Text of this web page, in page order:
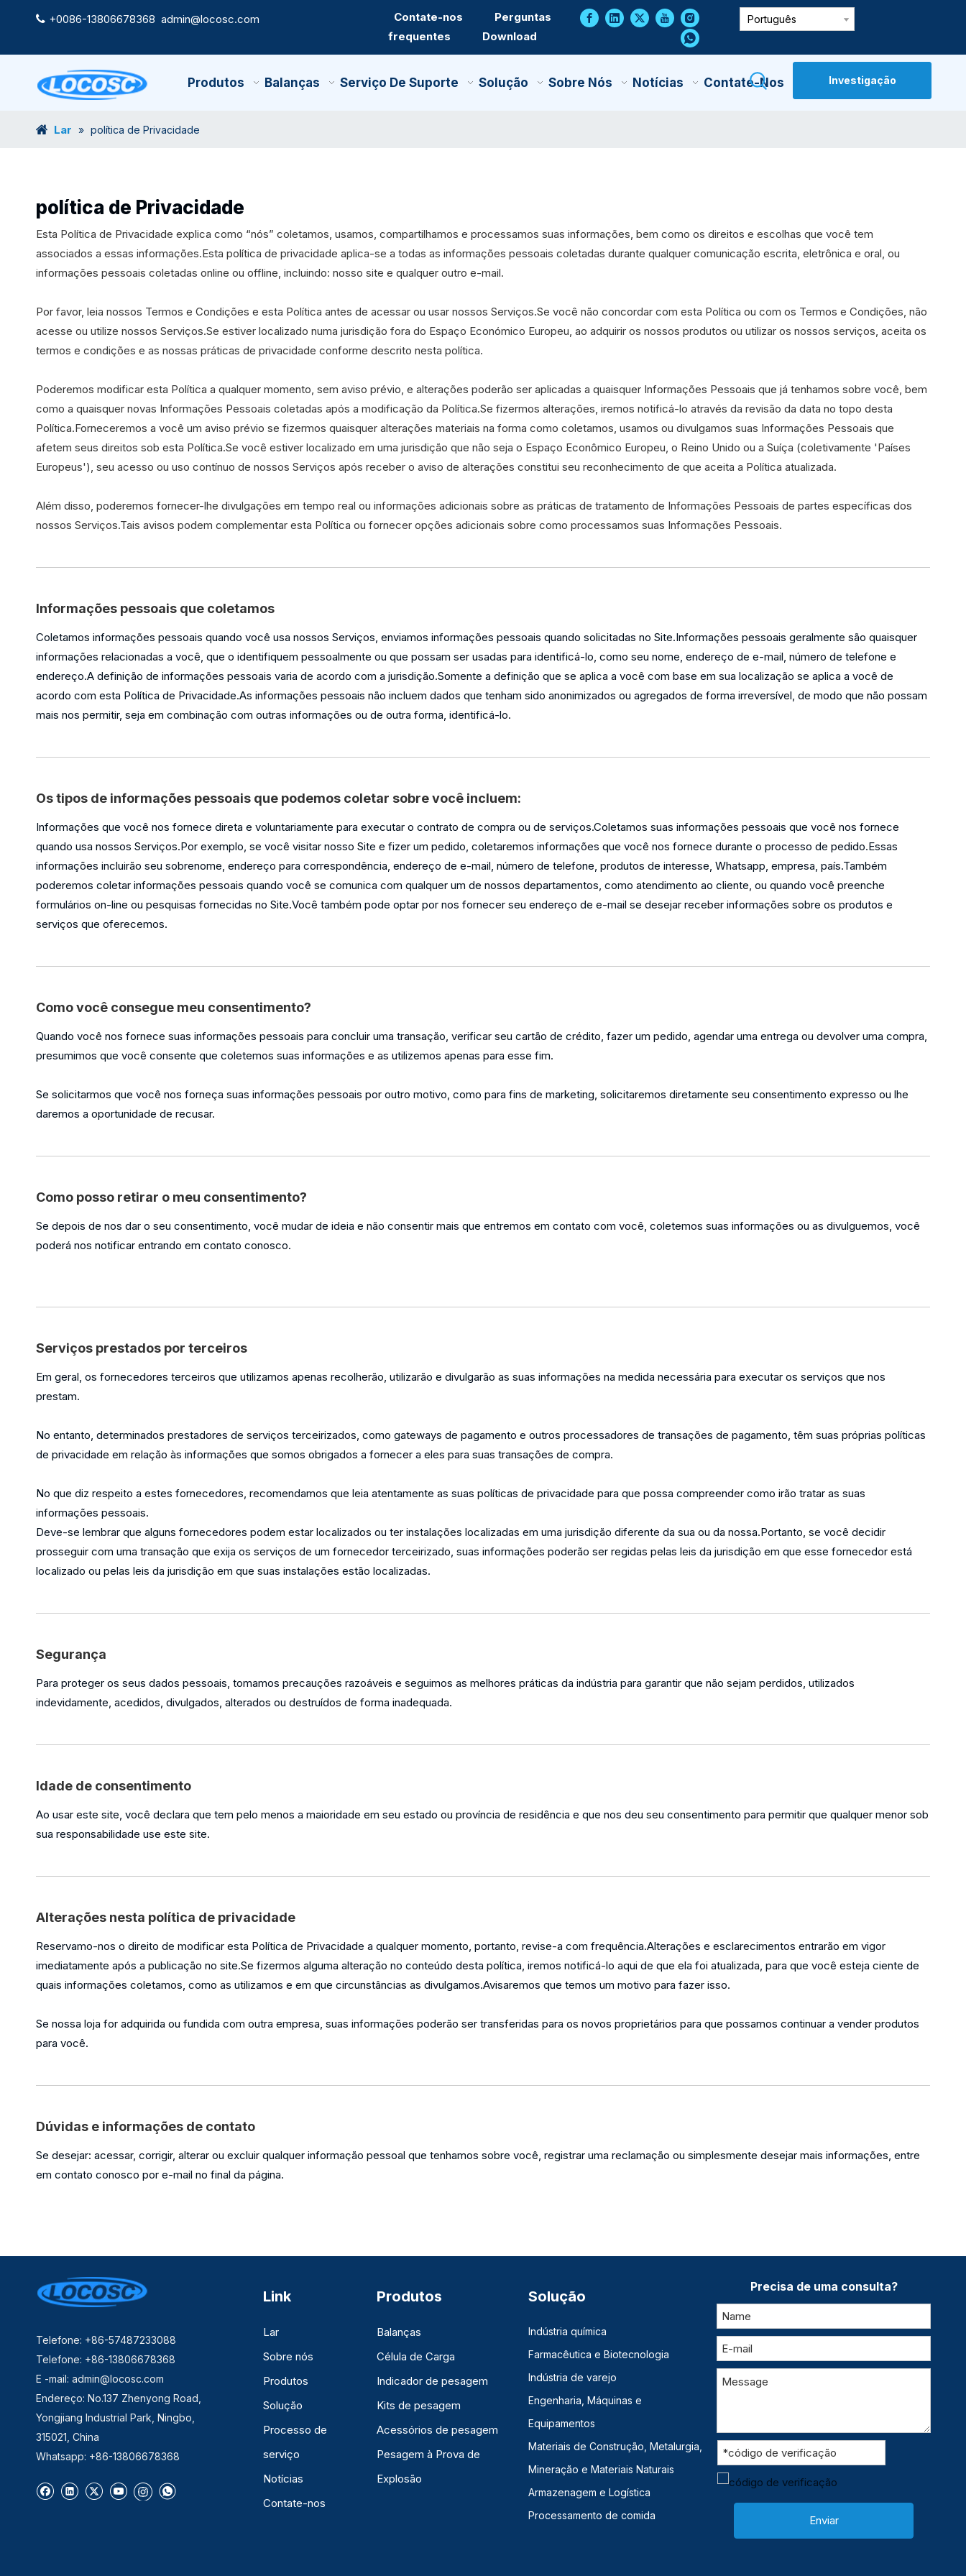
 +0086-13806678368 admin@locosc.com Contate-nos
Perguntas
frequentes
Download
Português
Produtos Balanças Serviço De Suporte Solução Sobre Nós Notícias Contate-Nos Investigação
Lar » política de Privacidade
política de Privacidade
Esta Política de Privacidade explica como “nós” coletamos, usamos, compartilhamos e processamos suas informações, bem como os direitos e escolhas que você tem
associados a essas informações.Esta política de privacidade aplica-se a todas as informações pessoais coletadas durante qualquer comunicação escrita, eletrônica e oral, ou
informações pessoais coletadas online ou offline, incluindo: nosso site e qualquer outro e-mail.
Por favor, leia nossos Termos e Condições e esta Política antes de acessar ou usar nossos Serviços.Se você não concordar com esta Política ou com os Termos e Condições, não
acesse ou utilize nossos Serviços.Se estiver localizado numa jurisdição fora do Espaço Económico Europeu, ao adquirir os nossos produtos ou utilizar os nossos serviços, aceita os
termos e condições e as nossas práticas de privacidade conforme descrito nesta política.
Poderemos modificar esta Política a qualquer momento, sem aviso prévio, e alterações poderão ser aplicadas a quaisquer Informações Pessoais que já tenhamos sobre você, bem
como a quaisquer novas Informações Pessoais coletadas após a modificação da Política.Se fizermos alterações, iremos notificá-lo através da revisão da data no topo desta
Política.Forneceremos a você um aviso prévio se fizermos quaisquer alterações materiais na forma como coletamos, usamos ou divulgamos suas Informações Pessoais que
afetem seus direitos sob esta Política.Se você estiver localizado em uma jurisdição que não seja o Espaço Econômico Europeu, o Reino Unido ou a Suíça (coletivamente 'Países
Europeus'), seu acesso ou uso contínuo de nossos Serviços após receber o aviso de alterações constitui seu reconhecimento de que aceita a Política atualizada.
Além disso, poderemos fornecer-lhe divulgações em tempo real ou informações adicionais sobre as práticas de tratamento de Informações Pessoais de partes específicas dos
nossos Serviços.Tais avisos podem complementar esta Política ou fornecer opções adicionais sobre como processamos suas Informações Pessoais.
Informações pessoais que coletamos
Coletamos informações pessoais quando você usa nossos Serviços, enviamos informações pessoais quando solicitadas no Site.Informações pessoais geralmente são quaisquer
informações relacionadas a você, que o identifiquem pessoalmente ou que possam ser usadas para identificá-lo, como seu nome, endereço de e-mail, número de telefone e
endereço.A definição de informações pessoais varia de acordo com a jurisdição.Somente a definição que se aplica a você com base em sua localização se aplica a você de
acordo com esta Política de Privacidade.As informações pessoais não incluem dados que tenham sido anonimizados ou agregados de forma irreversível, de modo que não possam
mais nos permitir, seja em combinação com outras informações ou de outra forma, identificá-lo.
Os tipos de informações pessoais que podemos coletar sobre você incluem:
Informações que você nos fornece direta e voluntariamente para executar o contrato de compra ou de serviços.Coletamos suas informações pessoais que você nos fornece
quando usa nossos Serviços.Por exemplo, se você visitar nosso Site e fizer um pedido, coletaremos informações que você nos fornece durante o processo de pedido.Essas
informações incluirão seu sobrenome, endereço para correspondência, endereço de e-mail, número de telefone, produtos de interesse, Whatsapp, empresa, país.Também
poderemos coletar informações pessoais quando você se comunica com qualquer um de nossos departamentos, como atendimento ao cliente, ou quando você preenche
formulários on-line ou pesquisas fornecidas no Site.Você também pode optar por nos fornecer seu endereço de e-mail se desejar receber informações sobre os produtos e
serviços que oferecemos.
Como você consegue meu consentimento?
Quando você nos fornece suas informações pessoais para concluir uma transação, verificar seu cartão de crédito, fazer um pedido, agendar uma entrega ou devolver uma compra,
presumimos que você consente que coletemos suas informações e as utilizemos apenas para esse fim.
Se solicitarmos que você nos forneça suas informações pessoais por outro motivo, como para fins de marketing, solicitaremos diretamente seu consentimento expresso ou lhe
daremos a oportunidade de recusar.
Como posso retirar o meu consentimento?
Se depois de nos dar o seu consentimento, você mudar de ideia e não consentir mais que entremos em contato com você, coletemos suas informações ou as divulguemos, você
poderá nos notificar entrando em contato conosco.
Serviços prestados por terceiros
Em geral, os fornecedores terceiros que utilizamos apenas recolherão, utilizarão e divulgarão as suas informações na medida necessária para executar os serviços que nos
prestam.
No entanto, determinados prestadores de serviços terceirizados, como gateways de pagamento e outros processadores de transações de pagamento, têm suas próprias políticas
de privacidade em relação às informações que somos obrigados a fornecer a eles para suas transações de compra.
No que diz respeito a estes fornecedores, recomendamos que leia atentamente as suas políticas de privacidade para que possa compreender como irão tratar as suas
informações pessoais.
Deve-se lembrar que alguns fornecedores podem estar localizados ou ter instalações localizadas em uma jurisdição diferente da sua ou da nossa.Portanto, se você decidir
prosseguir com uma transação que exija os serviços de um fornecedor terceirizado, suas informações poderão ser regidas pelas leis da jurisdição em que esse fornecedor está
localizado ou pelas leis da jurisdição em que suas instalações estão localizadas.
Segurança
Para proteger os seus dados pessoais, tomamos precauções razoáveis ​​e seguimos as melhores práticas da indústria para garantir que não sejam perdidos, utilizados
indevidamente, acedidos, divulgados, alterados ou destruídos de forma inadequada.
Idade de consentimento
Ao usar este site, você declara que tem pelo menos a maioridade em seu estado ou província de residência e que nos deu seu consentimento para permitir que qualquer menor sob
sua responsabilidade use este site.
Alterações nesta política de privacidade
Reservamo-nos o direito de modificar esta Política de Privacidade a qualquer momento, portanto, revise-a com frequência.Alterações e esclarecimentos entrarão em vigor
imediatamente após a publicação no site.Se fizermos alguma alteração no conteúdo desta política, iremos notificá-lo aqui de que ela foi atualizada, para que você esteja ciente de
quais informações coletamos, como as utilizamos e em que circunstâncias as divulgamos.Avisaremos que temos um motivo para fazer isso.
Se nossa loja for adquirida ou fundida com outra empresa, suas informações poderão ser transferidas para os novos proprietários para que possamos continuar a vender produtos
para você.
Dúvidas e informações de contato
Se desejar: acessar, corrigir, alterar ou excluir qualquer informação pessoal que tenhamos sobre você, registrar uma reclamação ou simplesmente desejar mais informações, entre
em contato conosco por e-mail no final da página.
Telefone: +86-57487233088
Telefone: +86-13806678368
E -mail: admin@locosc.com
Endereço: No.137 Zhenyong Road,
Yongjiang Industrial Park, Ningbo,
315021, China
Whatsapp: +86-13806678368
Link
Lar
Sobre nós
Produtos
Solução
Processo de
serviço
Notícias
Contate-nos
Produtos
Balanças
Célula de Carga
Indicador de pesagem
Kits de pesagem
Acessórios de pesagem
Pesagem à Prova de
Explosão
Solução
Indústria química
Farmacêutica e Biotecnologia
Indústria de varejo
Engenharia, Máquinas e
Equipamentos
Materiais de Construção, Metalurgia,
Mineração e Materiais Naturais
Armazenagem e Logística
Processamento de comida
Precisa de uma consulta?
Enviar